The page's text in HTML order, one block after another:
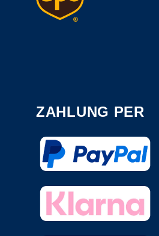
ZAHLUNG PER